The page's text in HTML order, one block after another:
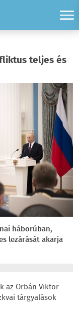
teljes és
háborúban,
lezárását akarja
az Orbán Viktor
tárgyalások